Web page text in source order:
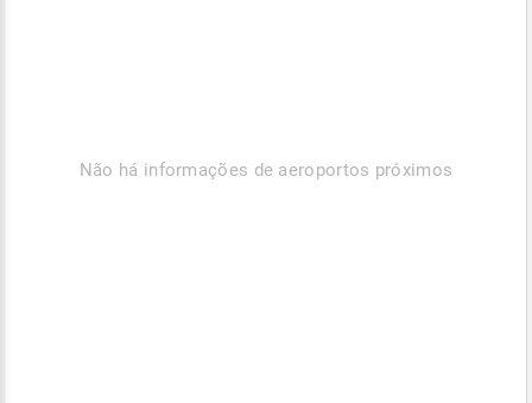
Não há informações de aeroportos próximos